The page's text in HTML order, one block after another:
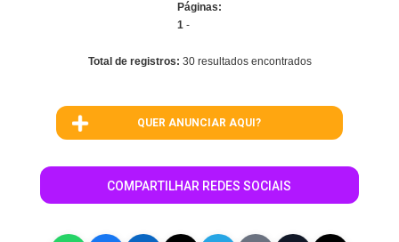
Páginas:
1 -
Total de registros: 30 resultados encontrados
QUER ANUNCIAR AQUI?
COMPARTILHAR REDES SOCIAIS